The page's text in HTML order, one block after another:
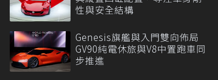
性與安全結構
Genesis旗艦與入門雙向佈局
GV90純電休旅與V8中置跑車同
步推進